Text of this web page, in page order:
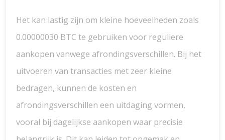
Het kan lastig zijn om kleine hoeveelheden zoals
0.00000030 BTC te gebruiken voor reguliere
aankopen vanwege afrondingsverschillen. Bij het
uitvoeren van transacties met zeer kleine
bedragen, kunnen de kosten en
afrondingsverschillen een uitdaging vormen,
vooral bij dagelijkse aankopen waar precisie